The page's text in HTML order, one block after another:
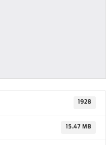
1928
15.47 MB